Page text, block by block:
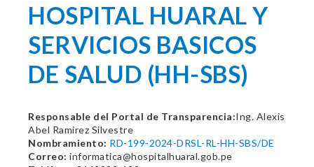
HOSPITAL HUARAL Y
SERVICIOS BASICOS
DE SALUD (HH-SBS)
Responsable del Portal de Transparencia:Ing. Alexis
Abel Ramirez Silvestre
Nombramiento: RD-199-2024-DRSL-RL-HH-SBS/DE
Correo: informatica@hospitalhuaral.gob.pe